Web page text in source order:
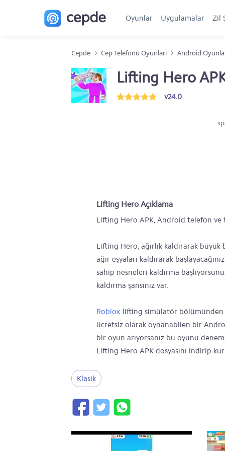
Oyunlar Uygulamalar Zil
Cepde Cep Telefonu Oyunları Android
Lifting Hero
v24.0
Lifting Hero Açıklama
Lifting Hero APK, Android telefon
Lifting Hero, ağırlık kaldırarak
ağır eşyaları kaldırarak
sahip nesneleri kaldırma
kaldırma şansınız var.
Roblox lifting simülatör
ücretsiz olarak oynanabilen bir
bir oyun arıyorsanız bu oyunu
Lifting Hero APK dosyasını indirip
Klasik